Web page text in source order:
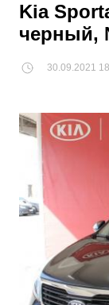
Kia
черный,
30.09.2021